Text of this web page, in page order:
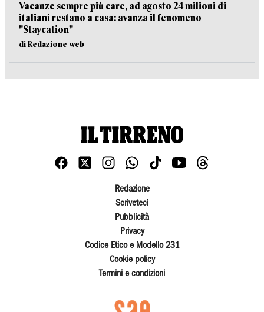
Vacanze sempre più care, ad agosto 24 milioni di
italiani restano a casa: avanza il fenomeno
"Staycation"
di Redazione web
Redazione
Scriveteci
Pubblicità
Privacy
Codice Etico e Modello 231
Cookie policy
Termini e condizioni